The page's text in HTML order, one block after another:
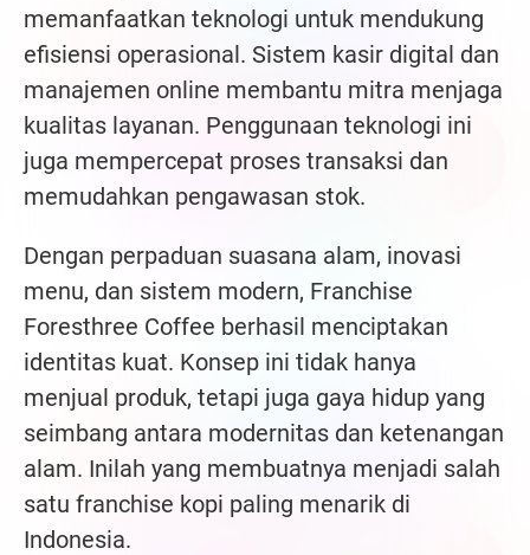
memanfaatkan teknologi untuk mendukung
efisiensi operasional. Sistem kasir digital dan
manajemen online membantu mitra menjaga
kualitas layanan. Penggunaan teknologi ini
juga mempercepat proses transaksi dan
memudahkan pengawasan stok.
Dengan perpaduan suasana alam, inovasi
menu, dan sistem modern, Franchise
Foresthree Coffee berhasil menciptakan
identitas kuat. Konsep ini tidak hanya
menjual produk, tetapi juga gaya hidup yang
seimbang antara modernitas dan ketenangan
alam. Inilah yang membuatnya menjadi salah
satu franchise kopi paling menarik di
Indonesia.